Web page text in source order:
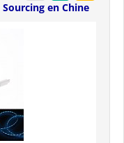
Sourcing en Chine